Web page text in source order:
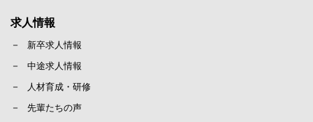
求人情報
新卒求人情報
中途求人情報
人材育成・研修
先輩たちの声